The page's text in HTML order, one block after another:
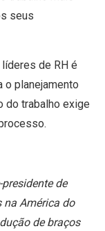
seus
de RH é
o planejamento
do trabalho exige
presidente de
na América do
de braços